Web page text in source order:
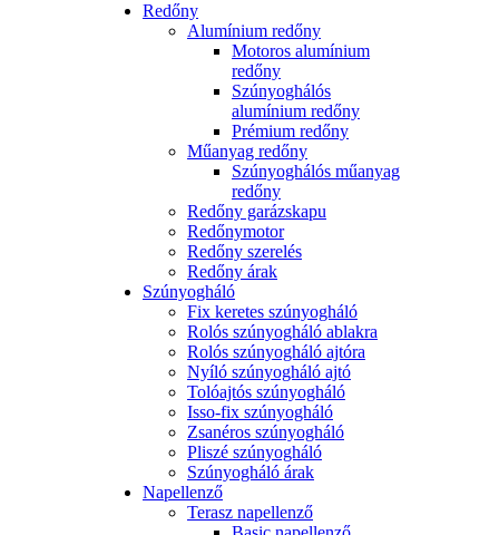
Redőny
Alumínium redőny
Motoros alumínium
redőny
Szúnyoghálós
alumínium redőny
Prémium redőny
Műanyag redőny
Szúnyoghálós műanyag
redőny
Redőny garázskapu
Redőnymotor
Redőny szerelés
Redőny árak
Szúnyogháló
Fix keretes szúnyogháló
Rolós szúnyogháló ablakra
Rolós szúnyogháló ajtóra
Nyíló szúnyogháló ajtó
Tolóajtós szúnyogháló
Isso-fix szúnyogháló
Zsanéros szúnyogháló
Pliszé szúnyogháló
Szúnyogháló árak
Napellenző
Terasz napellenző